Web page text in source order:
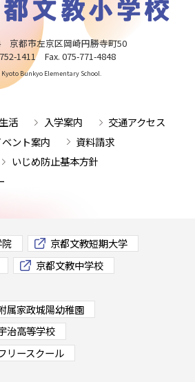
京都市左京区岡崎円勝寺町50
1411 Fax. 075-771-4848
Kyoto Bunkyo Elementary School.
生活 入学案内
交通アクセス
ベント案内
資料請求
いじめ防止基本方針
京都文教短期大学
京都文教中学校
属家政城陽幼稚園
治高等学校
リースクール